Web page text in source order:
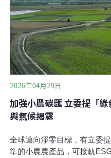
科的想法很單純：「就算未
以理解這輩子要吃的食物是
擇反而成為他一生料理哲學
生物、營養、生物化學，也讓
2026年04月29日
加強小農碳匯 立委提「
與氣候揭露
全球邁向淨零目標，有立委
準的小農農產品，可接軌